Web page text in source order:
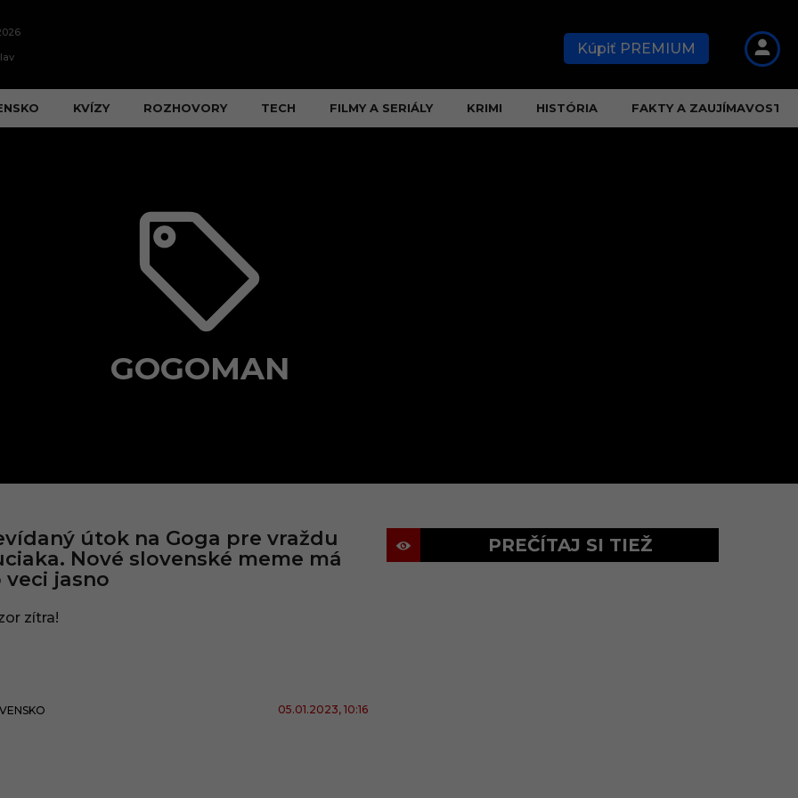
Kúpiť PREMIUM
KVÍZY ROZHOVORY TECH FILMY A SERIÁLY KRIMI HISTÓRIA FAKTY A ZAUJÍMAVOSTI
GOGOMAN
útok na Goga pre vraždu
Nové slovenské meme má
veci jasno
zítra!
05.01.2023, 10:16
PREČÍTAJ SI TIEŽ